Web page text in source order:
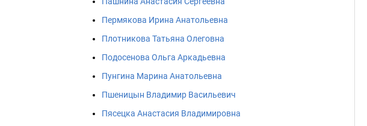
Пермякова Ирина Анатольевна
Плотникова Татьяна Олеговна
Подосенова Ольга Аркадьевна
Пунгина Марина Анатольевна
Пшеницын Владимир Васильевич
Пясецка Анастасия Владимировна